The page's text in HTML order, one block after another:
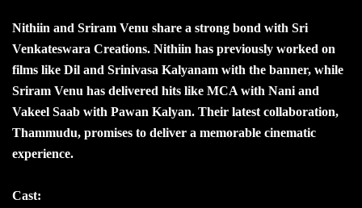
Nithiin and Sriram Venu share a strong bond with Sri
Venkateswara Creations. Nithiin has previously worked on
films like Dil and Srinivasa Kalyanam with the banner, while
Sriram Venu has delivered hits like MCA with Nani and
Vakeel Saab with Pawan Kalyan. Their latest collaboration,
Thammudu, promises to deliver a memorable cinematic
experience.
Cast: